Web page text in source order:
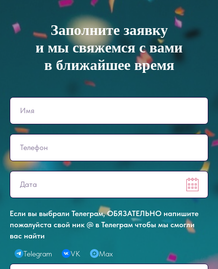
Заполните заявку
и мы свяжемся с вами
в ближайшее время
Если вы выбрали Телеграм, ОБЯЗАТЕЛЬНО напишите
пожалуйста свой ник @ в Телеграм чтобы мы смогли
вас найти
Telegram
VK Max